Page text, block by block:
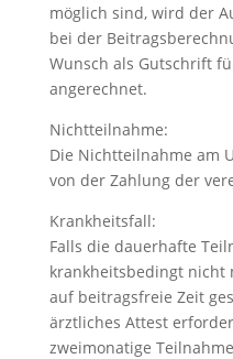
möglich sind, wird der
bei der
Wunsch als Gutschrift
angerechnet.
Nichtteilnahme:
Die Nichtteilnahme am
von der Zahlung der
Krankheitsfall:
Falls die dauerhafte
krankheitsbedingt nicht
auf beitragsfreie Zeit
ärztliches Attest
zweimonatige